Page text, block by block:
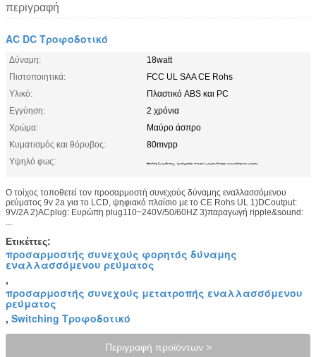
περιγραφή
AC DC Τροφοδοτικό
Δύναμη:
18watt
Πιστοποιητικά:
FCC UL SAA CE Rohs
Υλικό:
Πλαστικό ABS και PC
Εγγύηση:
2 χρόνια
Χρώμα:
Μαύρο άσπρο
Κυματισμός και θόρυβος:
80mvpp
Υψηλό φως:
Switching Τροφοδοτικό , προσαρμοστής συνεχούς φορητός δύναμης εναλλασσόμενου ρεύματος
Ο τοίχος τοποθετεί τον προσαρμοστή συνεχούς δύναμης εναλλασσόμενου
ρεύματος 9v 2a για το LCD, ψηφιακό πλαίσιο με το CE Rohs UL 1)DCoutput:
9V/2A 2)ACplug: Ευρώπη plug110~240V/50/60HZ 3)παραγωγή ripple&sound:
...
Ετικέττες:
προσαρμοστής συνεχούς φορητός δύναμης
εναλλασσόμενου ρεύματος
,
προσαρμοστής συνεχούς μετατροπής εναλλασσόμενου
ρεύματος
, Switching Τροφοδοτικό
Περιγραφή προϊόντων >